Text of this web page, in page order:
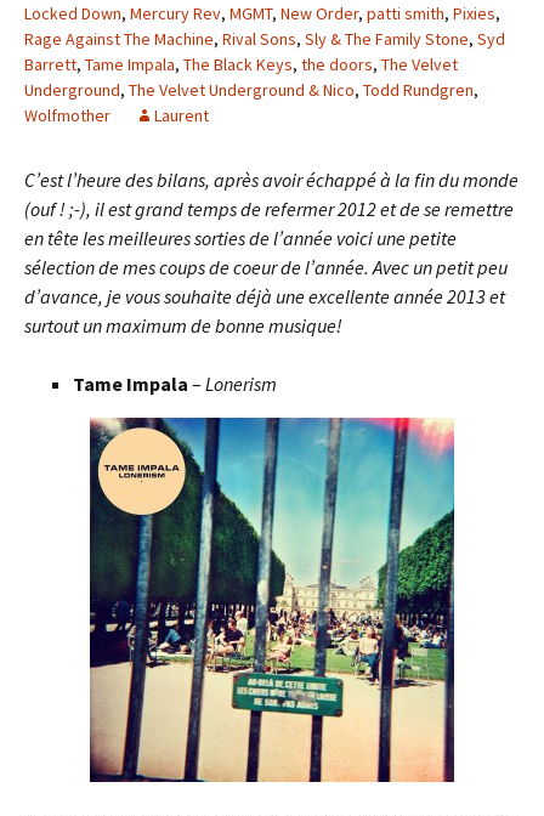
Locked Down, Mercury Rev, MGMT, New Order, patti smith, Pixies,
Rage Against The Machine, Rival Sons, Sly & The Family Stone, Syd
Barrett, Tame Impala, The Black Keys, the doors, The Velvet
Underground, The Velvet Underground & Nico, Todd Rundgren,
Wolfmother
Laurent
C’est l’heure des bilans, après avoir échappé à la fin du monde
(ouf ! ;-), il est grand temps de refermer 2012 et de se remettre
en tête les meilleures sorties de l’année voici une petite
sélection de mes coups de coeur de l’année. Avec un petit peu
d’avance, je vous souhaite déjà une excellente année 2013 et
surtout un maximum de bonne musique!
Tame Impala – Lonerism